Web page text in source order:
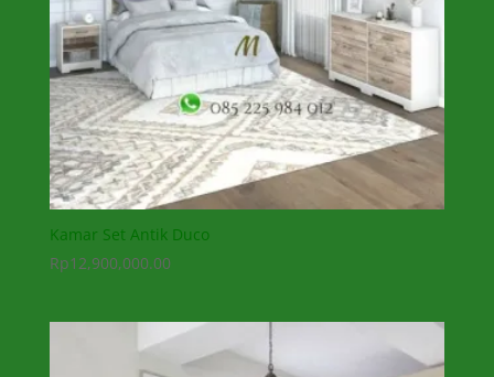
Kamar Set Antik Duco
Rp12,900,000.00